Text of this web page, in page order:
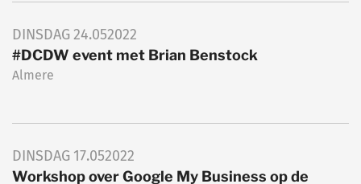
DINSDAG24.052022
#DCDW event met Brian Benstock
Almere
DINSDAG 17.052022
Workshop over Google My Business op de